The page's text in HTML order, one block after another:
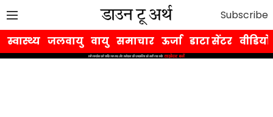
Subscribe
स्वास्थ्य जलवायु वायु समाचार ऊर्जा डाटा सेंटर वीडियो